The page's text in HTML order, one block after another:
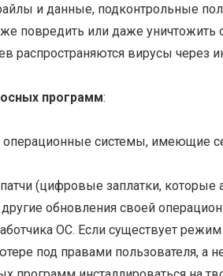
и данные, подконтрольные
повредить или даже
распространяются вирусы через
программ:
системы, имеющие
(цифровые заплатки,
обновления своей
ОС. Если существует
под правами пользователя, а